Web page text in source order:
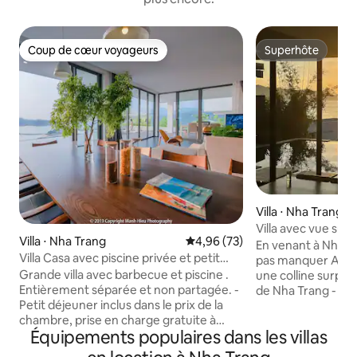
Coup de cœur voyageurs
Coup de cœur voyageurs
Villa ⋅ Nha Trang Évaluation moyenne sur la
4,96 (73)
Villa Casa avec piscine privée et petit
déjeuner gratuit
Grande villa avec barbecue et piscine .
Entièrement séparée et non partagée. -
Petit déjeuner inclus dans le prix de la
chambre, prise en charge gratuite à
l'aéroport pour les clients séjournant à
partir de 4 nuits. - Assistance pour
Superhôte
Superhôte
Villa ⋅ Nha Trang
Villa avec vue sur
5 chambres,
karaoké
En venant à Nha
pas manquer
une colline
de Nha Trang -
5 chambres et 6
Lotte Mart, est à
Équipements populaires dans les villas